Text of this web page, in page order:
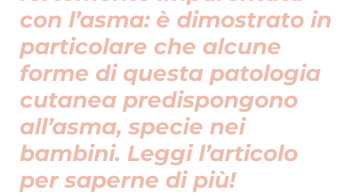
con l’asma: è dimostrato in
particolare che alcune
forme di questa patologia
cutanea predispongono
all’asma, specie nei
bambini. Leggi l’articolo
per saperne di più!